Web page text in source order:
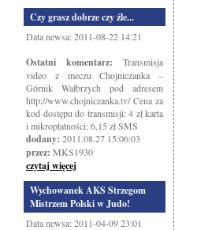
Czy grasz dobrze czy źle...
Data newsa: 2011-08-22 14:21
Ostatni komentarz: Transmisja
video z meczu Chojniczanka –
Górnik Wałbrzych pod adresem
http://www.chojniczanka.tv/ Cena za
kod dostępu do transmisji: 4 zł karta
i mikropłatności; 6,15 zł SMS
dodany: 2011.08.27 15:06:03
przez: MKS1930
czytaj więcej
Wychowanek AKS Strzegom
Mistrzem Polski w Judo!
Data newsa: 2011-04-09 23:01